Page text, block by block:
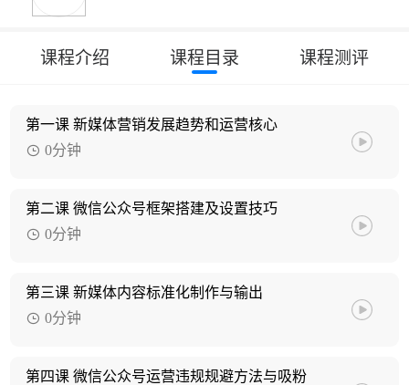
课程介绍 课程目录 课程测评
第一课 新媒体营销发展趋势和运营核心
0分钟
第二课 微信公众号框架搭建及设置技巧
0分钟
第三课 新媒体内容标准化制作与输出
0分钟
第四课 微信公众号运营违规规避方法与吸粉